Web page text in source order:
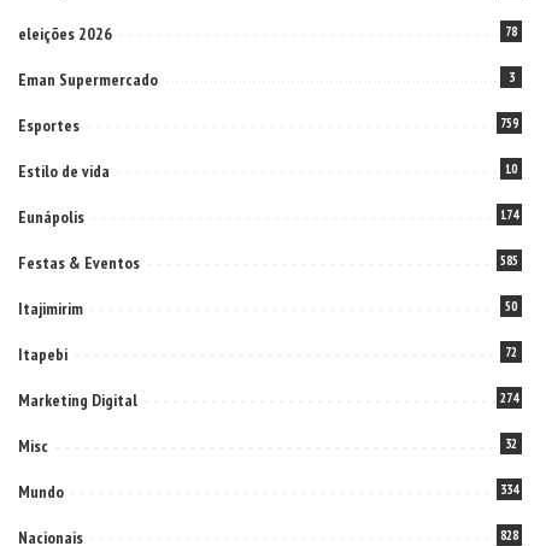
eleições 2026 78
Eman Supermercado 3
Esportes 759
Estilo de vida 10
Eunápolis 174
Festas & Eventos 585
Itajimirim 50
Itapebi 72
Marketing Digital 274
Misc 32
Mundo 334
Nacionais 828